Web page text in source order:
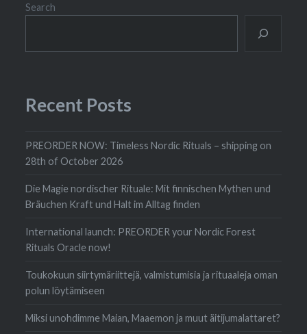
Search
Recent Posts
PREORDER NOW: Timeless Nordic Rituals – shipping on
28th of October 2026
Die Magie nordischer Rituale: Mit finnischen Mythen und
Bräuchen Kraft und Halt im Alltag finden
International launch: PREORDER your Nordic Forest
Rituals Oracle now!
Toukokuun siirtymäriittejä, valmistumisia ja rituaaleja oman
polun löytämiseen
Miksi unohdimme Maian, Maaemon ja muut äitijumalattaret?